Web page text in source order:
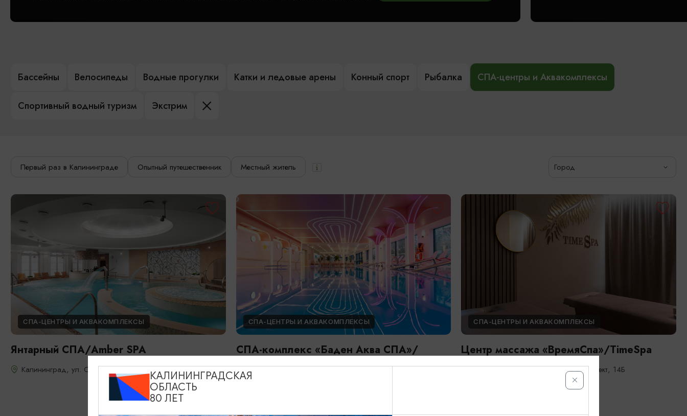
Бассейны Велосипеды Водные прогулки Катки и ледовые арены Конный спорт Рыбалка СПА-центры и Аквакомплексы
Спортивный водный туризм Экстрим
Первый раз в Калининграде Опытный путешественник Местный житель Город
СПА-ЦЕНТРЫ И АКВАКОМПЛЕКСЫ
Янтарный СПА/Amber SPA
Калининград, ул. Октябрьская, 6
СПА-ЦЕНТРЫ И АКВАКОМПЛЕКСЫ
СПА-комплекс «Баден Аква СПА»/
Baden SPA
Светлогорск, ул. Горького, 14
СПА-ЦЕНТРЫ И АКВАКОМПЛЕКСЫ
Центр массажа «ВремяСпа»/TimeSpa
Калининград, ул. Московский проспект, 14Б
КАЛИНИНГРАДСКАЯ
ОБЛАСТЬ
80 ЛЕТ